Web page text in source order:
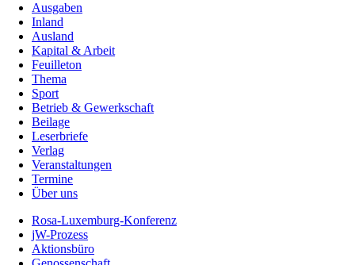
Ausgaben
Inland
Ausland
Kapital & Arbeit
Feuilleton
Thema
Sport
Betrieb & Gewerkschaft
Beilage
Leserbriefe
Verlag
Veranstaltungen
Termine
Über uns
Rosa-Luxemburg-Konferenz
jW-Prozess
Aktionsbüro